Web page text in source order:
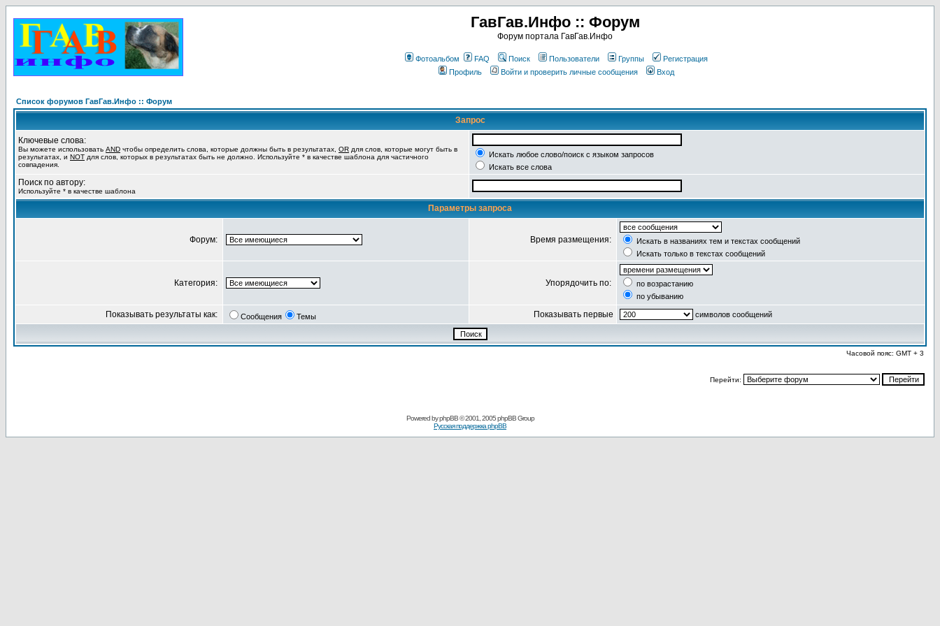
ГавГав.Инфо :: Форум
Форум портала ГавГав.Инфо
Фотоальбом FAQ Поиск Пользователи Группы
Регистрация
Профиль
Войти и проверить личные сообщения Вход
Список форумов ГавГав.Инфо :: Форум
Запрос
Ключевые слова:
Вы можете использовать AND чтобы определить слова, которые должны быть в результатах, OR для слов, которые могут быть в
результатах, и NOT для слов, которых в результатах быть не должно. Используйте * в качестве шаблона для частичного
совпадения.
Искать любое слово/поиск с языком запросов
Искать все слова
Поиск по автору:
Используйте * в качестве шаблона
Параметры запроса
Форум: Время размещения:
Искать в названиях тем и текстах сообщений
Искать только в текстах сообщений
Категория: Упорядочить по:
по возрастанию
по убыванию
Показывать результаты как: Сообщения Темы Показывать первые символов сообщений
Часовой пояс: GMT + 3
Перейти:
Powered byphpBB© 2001, 2005 phpBB Group
Русская поддержка phpBB